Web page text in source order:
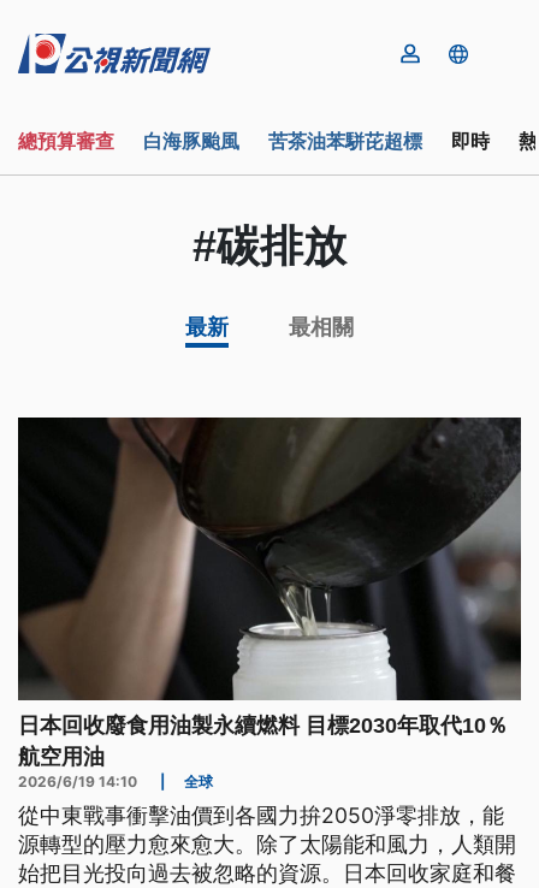
總預算審查 白海豚颱風 苦茶油苯駢芘超標 即時
#碳排放
最新 最相關
日本回收廢食用油製永續燃料 目標2030年取代10％
航空用油
2026/6/19 14:10 全球
從中東戰事衝擊油價到各國力拚2050淨零排放，能
源轉型的壓力愈來愈大。除了太陽能和風力，人類開
始把目光投向過去被忽略的資源。日本回收家庭和餐